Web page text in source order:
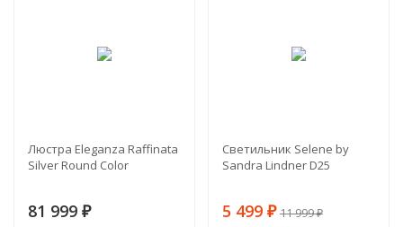
Люстра Eleganza Raffinata
Silver Round Сolor
81 999 ₽
Светильник Selene by
Sandra Lindner D25
5 499 ₽ 11 999₽